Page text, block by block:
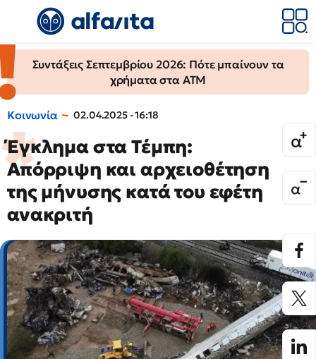
Συντάξεις Σεπτεμβρίου 2026: Πότε μπαίνουν τα
χρήματα στα ΑΤΜ
Κοινωνία 02.04.2025 - 16:18
Έγκλημα στα Τέμπη:
Απόρριψη και αρχειοθέτηση
της μήνυσης κατά του εφέτη
ανακριτή